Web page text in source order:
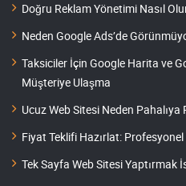
Doğru Reklam Yönetimi Nasıl
Neden Google Ads’de
Taksiciler İçin Google Harita ve
Müşteriye Ulaşma
Ucuz Web Sitesi Neden
Fiyat Teklifi Hazırlat:
Tek Sayfa Web Sitesi Yaptırmak